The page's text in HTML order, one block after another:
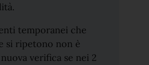
temporanei che
si ripetono non è
verifica se nei 2